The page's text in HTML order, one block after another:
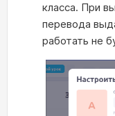
класса. При
перевода
работать не